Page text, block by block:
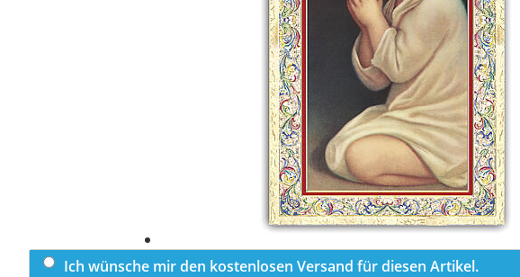
Ich wünsche mir den kostenlosen Versand für diesen Artikel.